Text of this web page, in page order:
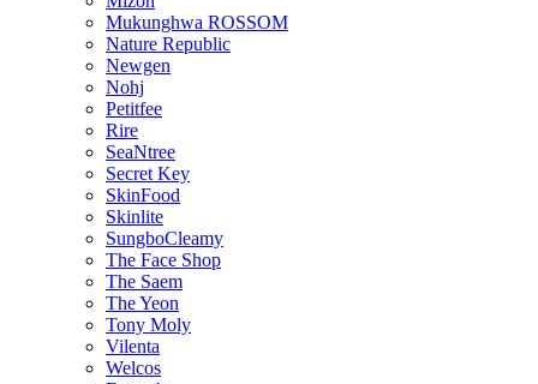
Mukunghwa ROSSOM
Nature Republic
Newgen
Nohj
Petitfee
Rire
SeaNtree
Secret Key
SkinFood
Skinlite
SungboCleamy
The Face Shop
The Saem
The Yeon
Tony Moly
Vilenta
Welcos